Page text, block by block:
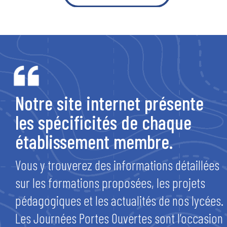
Notre site internet présente
les spécificités de chaque
établissement membre.
Vous y trouverez des informations détaillées
sur les formations proposées, les projets
pédagogiques et les actualités de nos lycées.
Les Journées Portes Ouvertes sont l’occasion